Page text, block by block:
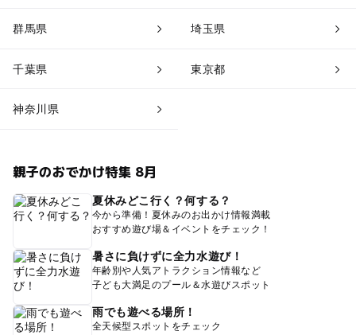
群馬県 埼玉県
千葉県 東京都
神奈川県
親子のおでかけ特集 8月
夏休みどこ行く？何する？
今から準備！夏休みのお出かけ情報満載
おすすめ遊び場＆イベントをチェック！
暑さに負けずに全力水遊び！
年齢別や人気アトラクション情報など
子ども大満足のプール＆水遊びスポット
雨でも遊べる場所！
全天候型スポットをチェック